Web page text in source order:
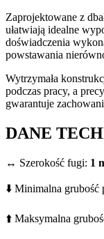
Zaprojektowane z
ułatwiają idealne
doświadczenia
powstawania
Wytrzymała
podczas pracy, a
gwarantuje
DANE
↔️ Szerokość fugi: 1
⬇️ Minimalna grubość
⬆️ Maksymalna